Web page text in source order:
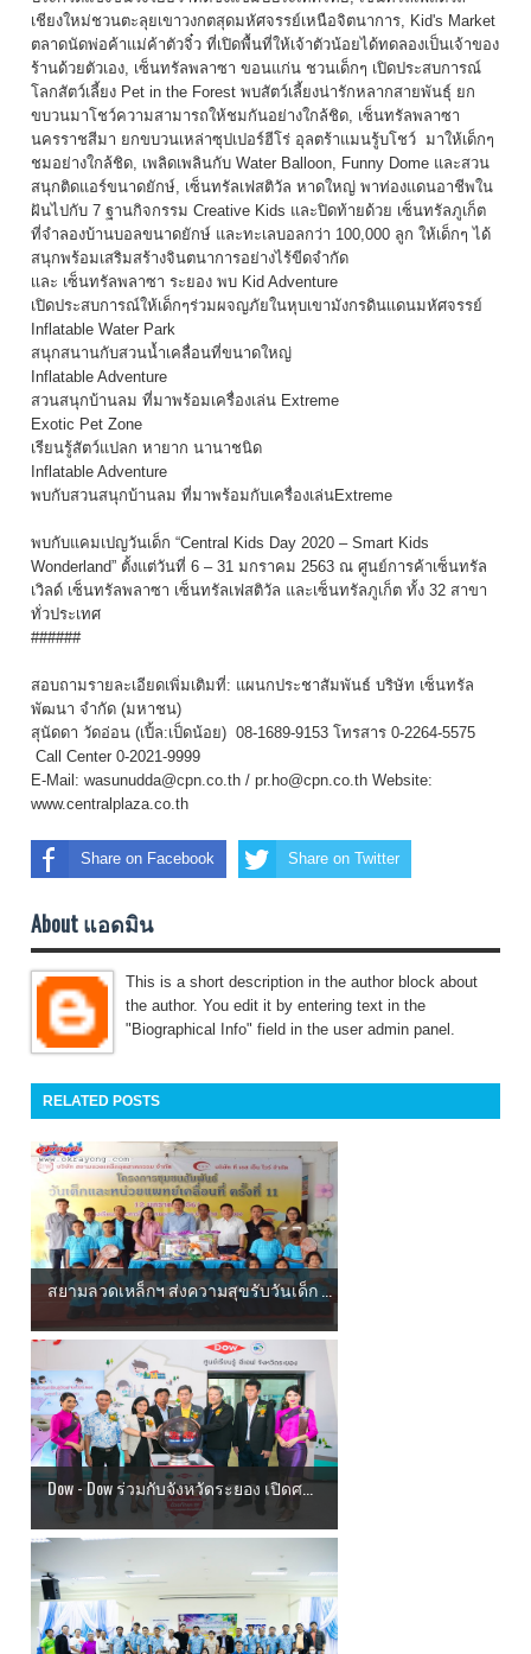
เชียงใหม่ชวนตะลุยเขาวงกตสุดมหัศจรรย์เหนือจิตนาการ, Kid's Market
ตลาดนัดพ่อค้าแม่ค้าตัวจิ๋ว ที่เปิดพื้นที่ให้เจ้าตัวน้อยได้ทดลองเป็นเจ้าของ
ร้านด้วยตัวเอง, เซ็นทรัลพลาซา ขอนแก่น ชวนเด็กๆ เปิดประสบการณ์
โลกสัตว์เลี้ยง Pet in the Forest พบสัตว์เลี้ยงน่ารักหลากสายพันธุ์ ยก
ขบวนมาโชว์ความสามารถให้ชมกันอย่างใกล้ชิด, เซ็นทรัลพลาซา
นครราชสีมา ยกขบวนเหล่าซุปเปอร์ฮีโร่ อุลตร้าแมนรู้บโชว์ มาให้เด็กๆ
ชมอย่างใกล้ชิด, เพลิดเพลินกับ Water Balloon, Funny Dome และสวน
สนุกติดแอร์ขนาดยักษ์, เซ็นทรัลเฟสติวัล หาดใหญ่ พาท่องแดนอาชีพใน
ฝันไปกับ 7 ฐานกิจกรรม Creative Kids และปิดท้ายด้วย เซ็นทรัลภูเก็ต
ที่จำลองบ้านบอลขนาดยักษ์ และทะเลบอลกว่า 100,000 ลูก ให้เด็กๆ ได้
สนุกพร้อมเสริมสร้างจินตนาการอย่างไร้ขีดจำกัด
เเละ เซ็นทรัลพลาซา ระยอง พบ Kid Adventure
เปิดประสบการณ์ให้เด็กๆร่วมผจญภัยในหุบเขามังกรดินเเดนมหัศจรรย์
Inflatable Water Park
สนุกสนานกับสวนน้ำเคลื่อนที่ขนาดใหญ่
Inflatable Adventure
สวนสนุกบ้านลม ที่มาพร้อมเครื่องเล่น Extreme
Exotic Pet Zone
เรียนรู้สัตว์แปลก หายาก นานาชนิด
Inflatable Adventure
พบกับสวนสนุกบ้านลม ที่มาพร้อมกับเครื่องเล่นExtreme
พบกับแคมเปญวันเด็ก “Central Kids Day 2020 – Smart Kids
Wonderland” ตั้งแต่วันที่ 6 – 31 มกราคม 2563 ณ ศูนย์การค้าเซ็นทรัล
เวิลด์ เซ็นทรัลพลาซา เซ็นทรัลเฟสติวัล และเซ็นทรัลภูเก็ต ทั้ง 32 สาขา
ทั่วประเทศ
######
สอบถามรายละเอียดเพิ่มเติมที่: แผนกประชาสัมพันธ์ บริษัท เซ็นทรัล
พัฒนา จำกัด (มหาชน)
สุนัดดา วัดอ่อน (เปิ้ล:เป็ดน้อย) 08-1689-9153 โทรสาร 0-2264-5575
Call Center 0-2021-9999
E-Mail: wasunudda@cpn.co.th / pr.ho@cpn.co.th Website:
www.centralplaza.co.th
Share on Facebook Share on Twitter
About แอดมิน
This is a short description in the author block about
the author. You edit it by entering text in the
"Biographical Info" field in the user admin panel.
RELATED POSTS
สยามลวดเหล็กฯ ส่งความสุขรับวันเด็ก ...
Dow - Dow ร่วมกับจังหวัดระยอง เปิดศ...